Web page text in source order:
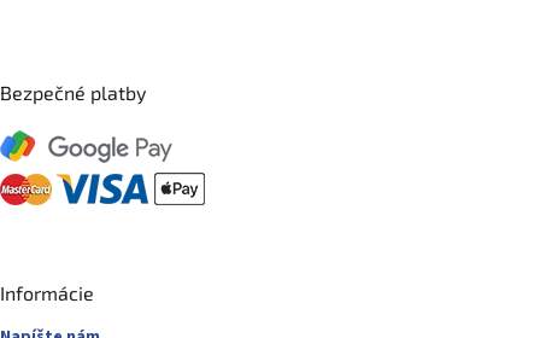
Bezpečné platby
Informácie